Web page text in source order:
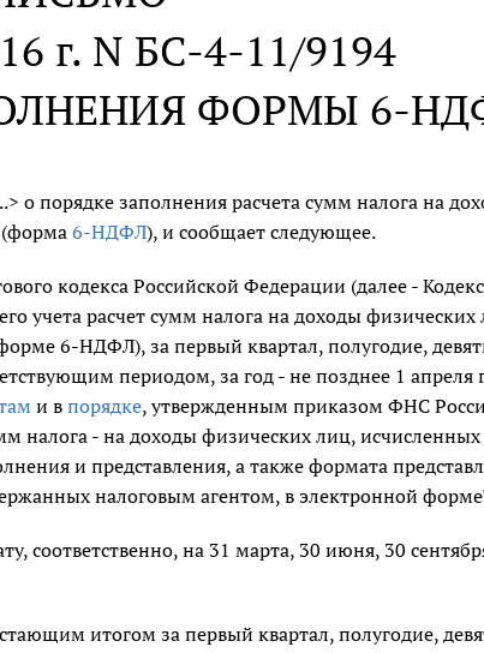
г. N БС-4-11/9194
ФОРМЫ 6-
о порядке заполнения расчета сумм налога на
6-НДФЛ), и сообщает следующее.
кодекса Российской Федерации (далее -
учета расчет сумм налога на доходы
6-НДФЛ), за первый квартал, полугодие,
периодом, за год - не позднее 1 апреля
и в порядке, утвержденным приказом ФНС
- на доходы физических лиц,
и представления, а также формата
налоговым агентом, в электронной
соответственно, на 31 марта, 30 июня, 30
итогом за первый квартал, полугодие,